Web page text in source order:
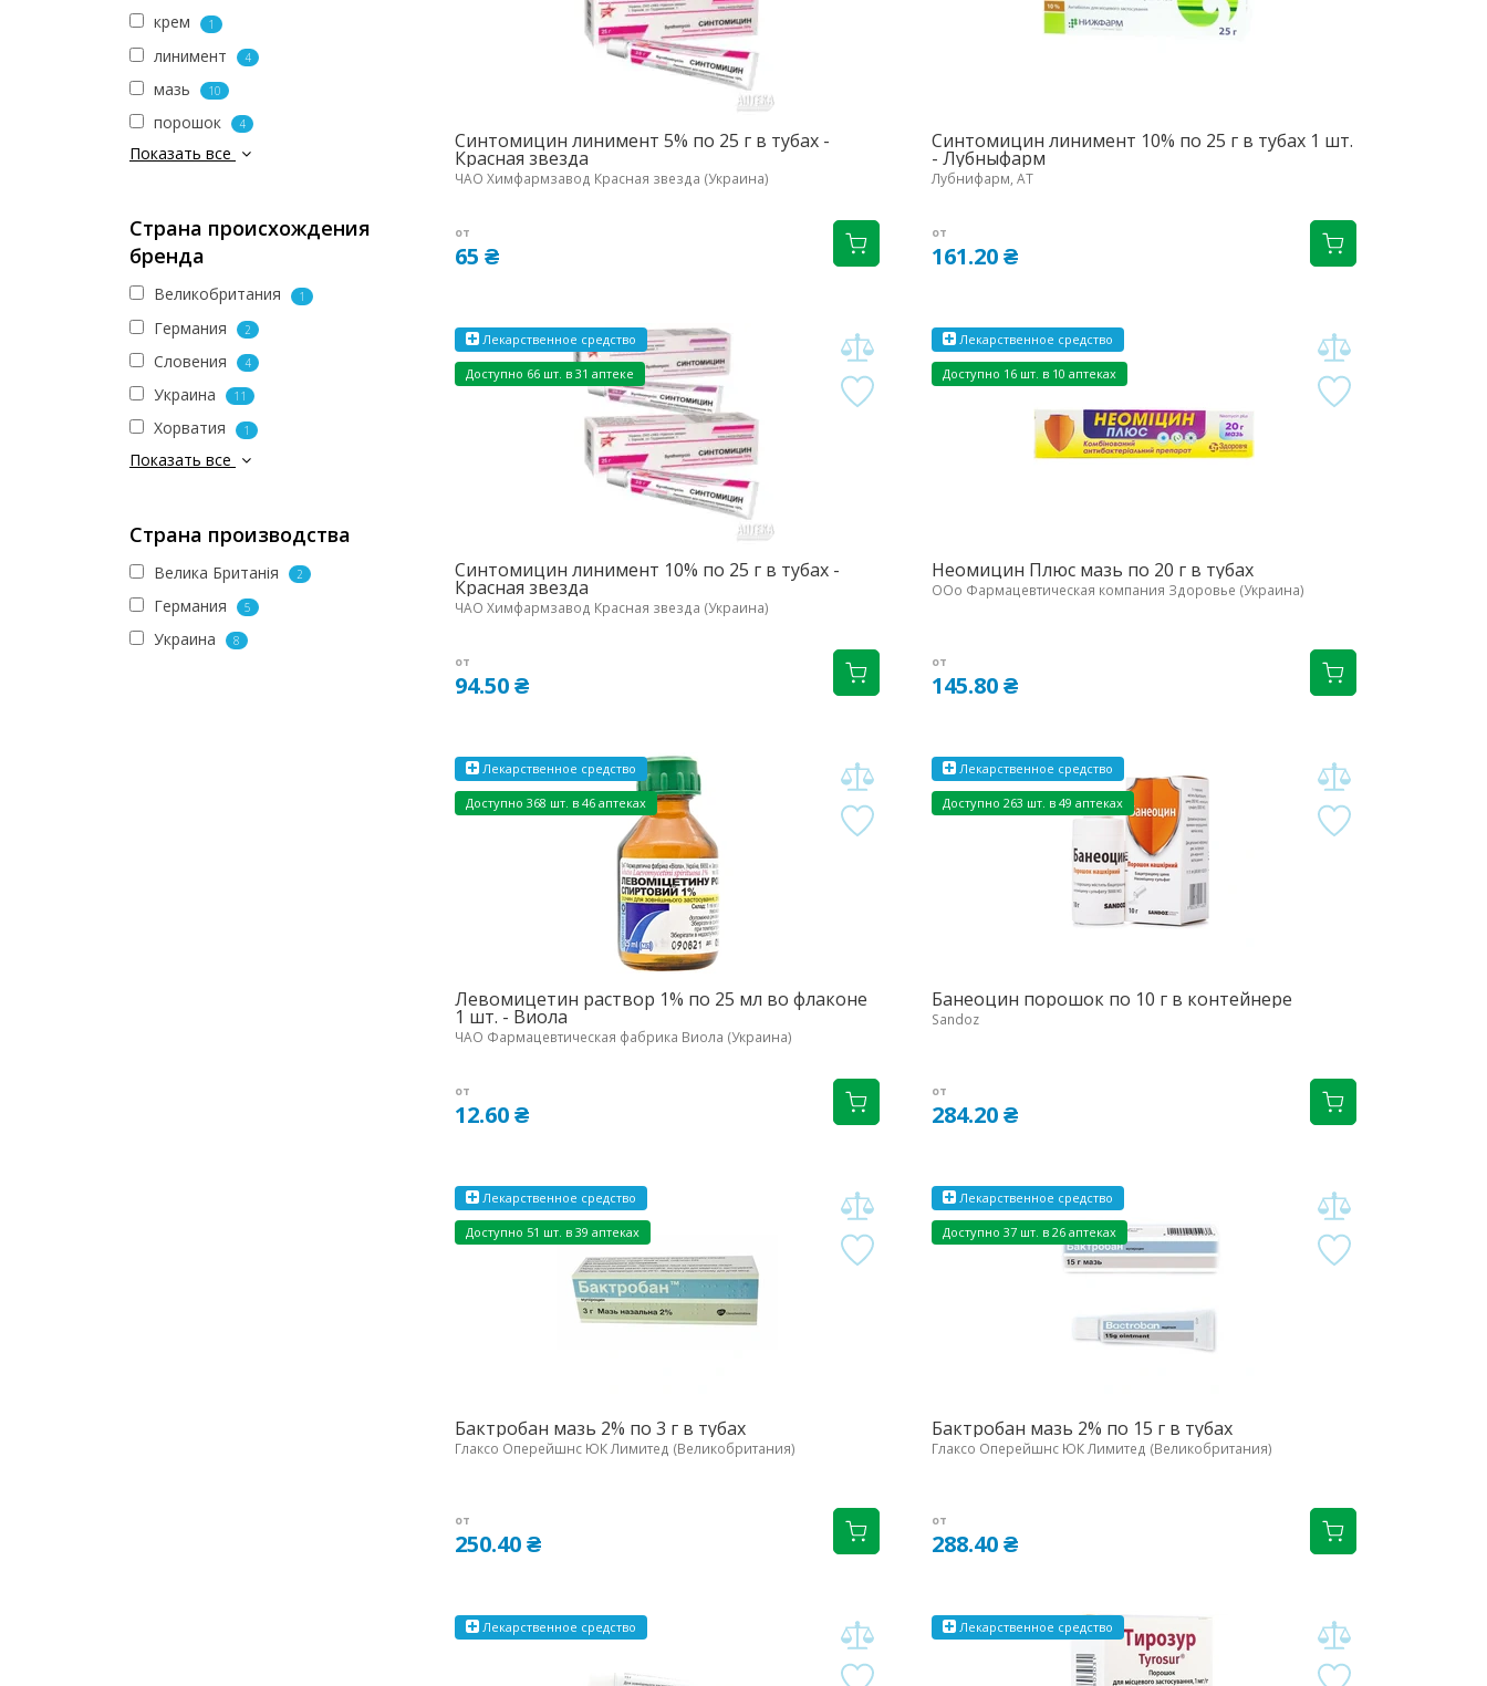
крем 1
линимент 4
мазь 10
порошок 4
Показать все
Страна происхождения
бренда
Великобритания 1
Германия 2
Словения 4
Украина 11
Хорватия 1
Показать все
Страна производства
Велика Британія 2
Германия 5
Украина 8
Синтомицин линимент 5% по 25 г в тубах -
Красная звезда
ЧАО Химфармзавод Красная звезда (Украина)
от
65 ₴
Синтомицин линимент 10% по 25 г в тубах 1 шт.
- Лубныфарм
Лубнифарм, АТ
от
161.20 ₴
Лекарственное средство
Доступно 66 шт. в 31 аптеке
Синтомицин линимент 10% по 25 г в тубах -
Красная звезда
ЧАО Химфармзавод Красная звезда (Украина)
от
94.50 ₴
Лекарственное средство
Доступно 16 шт. в 10 аптеках
Неомицин Плюс мазь по 20 г в тубах
ООо Фармацевтическая компания Здоровье (Украина)
от
145.80 ₴
Лекарственное средство
Доступно 368 шт. в 46 аптеках
Левомицетин раствор 1% по 25 мл во флаконе
1 шт. - Виола
ЧАО Фармацевтическая фабрика Виола (Украина)
от
12.60 ₴
Лекарственное средство
Доступно 263 шт. в 49 аптеках
Банеоцин порошок по 10 г в контейнере
Sandoz
от
284.20 ₴
Лекарственное средство
Доступно 51 шт. в 39 аптеках
Бактробан мазь 2% по 3 г в тубах
Глаксо Оперейшнс ЮК Лимитед (Великобритания)
от
250.40 ₴
Лекарственное средство
Доступно 37 шт. в 26 аптеках
Бактробан мазь 2% по 15 г в тубах
Глаксо Оперейшнс ЮК Лимитед (Великобритания)
от
288.40 ₴
Лекарственное средство Лекарственное средство